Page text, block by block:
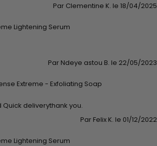
Par Clementine K. le 18/04/2025
Lightening Serum
Par Ndeye astou B. le 22/05/2023
Extreme - Exfoliating Soap
deliverythank you.
Par Felix K. le 01/12/2022
Lightening Serum